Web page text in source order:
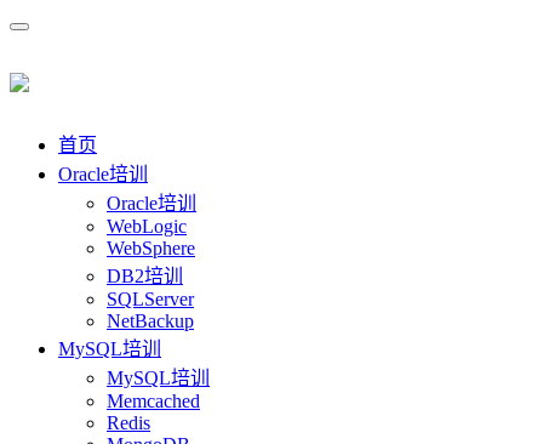
首页
Oracle培训
Oracle培训
WebLogic
WebSphere
DB2培训
SQLServer
NetBackup
MySQL培训
MySQL培训
Memcached
Redis